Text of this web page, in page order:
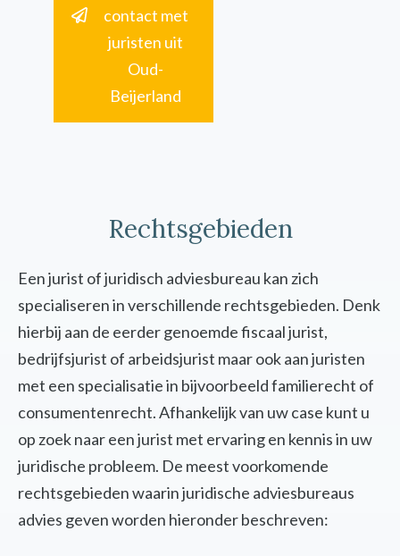
contact met
juristen uit
Oud-
Beijerland
Rechtsgebieden
Een jurist of juridisch adviesbureau kan zich
specialiseren in verschillende rechtsgebieden. Denk
hierbij aan de eerder genoemde fiscaal jurist,
bedrijfsjurist of arbeidsjurist maar ook aan juristen
met een specialisatie in bijvoorbeeld familierecht of
consumentenrecht. Afhankelijk van uw case kunt u
op zoek naar een jurist met ervaring en kennis in uw
juridische probleem. De meest voorkomende
rechtsgebieden waarin juridische adviesbureaus
advies geven worden hieronder beschreven: